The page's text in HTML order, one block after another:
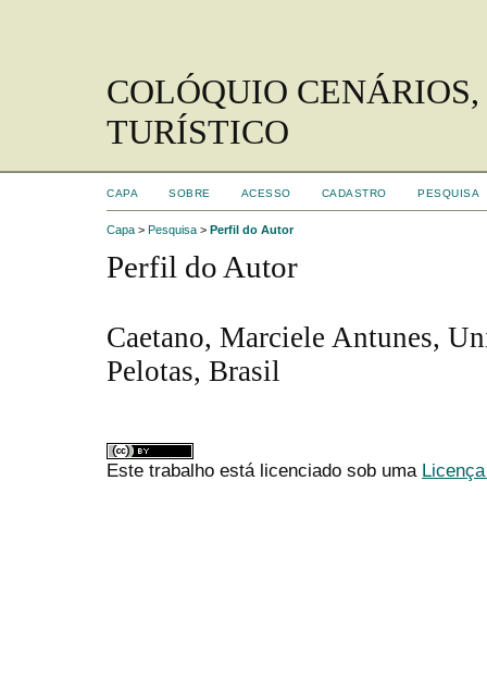
COLÓQUIO
TURÍSTICO
CAPA SOBRE ACESSO CADASTRO PESQUISA
Capa > Pesquisa > Perfil do Autor
Perfil do Autor
Caetano, Marciele Antunes,
Pelotas, Brasil
Este trabalho está licenciado sob uma